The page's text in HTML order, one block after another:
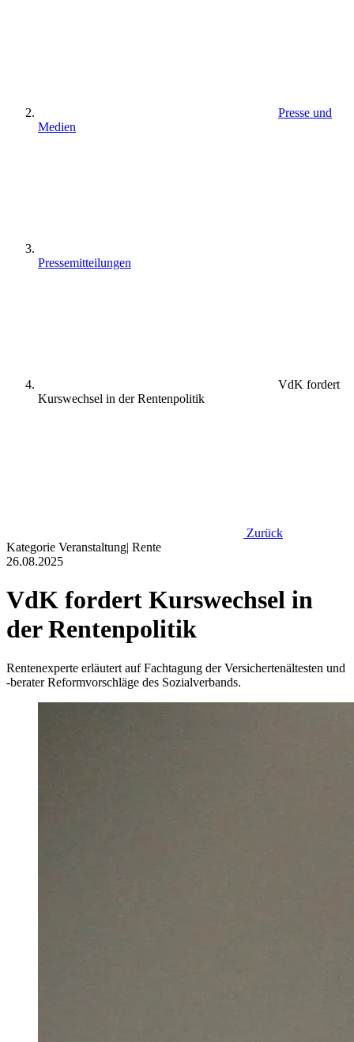
Presse und
Medien
Pressemitteilungen
VdK fordert
Kurswechsel in der Rentenpolitik
Zurück
Kategorie Veranstaltung| Rente
26.08.2025
VdK fordert Kurswechsel in
der Rentenpolitik
Rentenexperte erläutert auf Fachtagung der Versichertenältesten und
-berater Reformvorschläge des Sozialverbands.